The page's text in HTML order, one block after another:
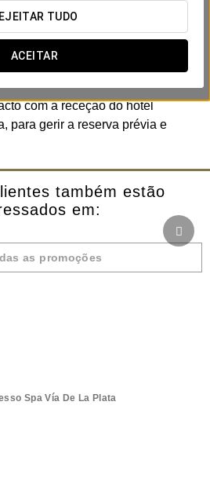
TUDO
ACEITAR
connosco.
pessoa
com a receção do hotel
para gerir a reserva prévia e
também estão
em:
as promoções
Spa Vía De La Plata